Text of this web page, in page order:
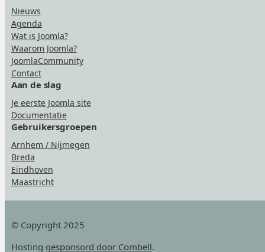
Nieuws
Agenda
Wat is Joomla?
Waarom Joomla?
JoomlaCommunity
Contact
Aan de slag
Je eerste Joomla site
Documentatie
Gebruikersgroepen
Arnhem / Nijmegen
Breda
Eindhoven
Maastricht
© Copyright 2025
Hosting gesponsord door Combell.